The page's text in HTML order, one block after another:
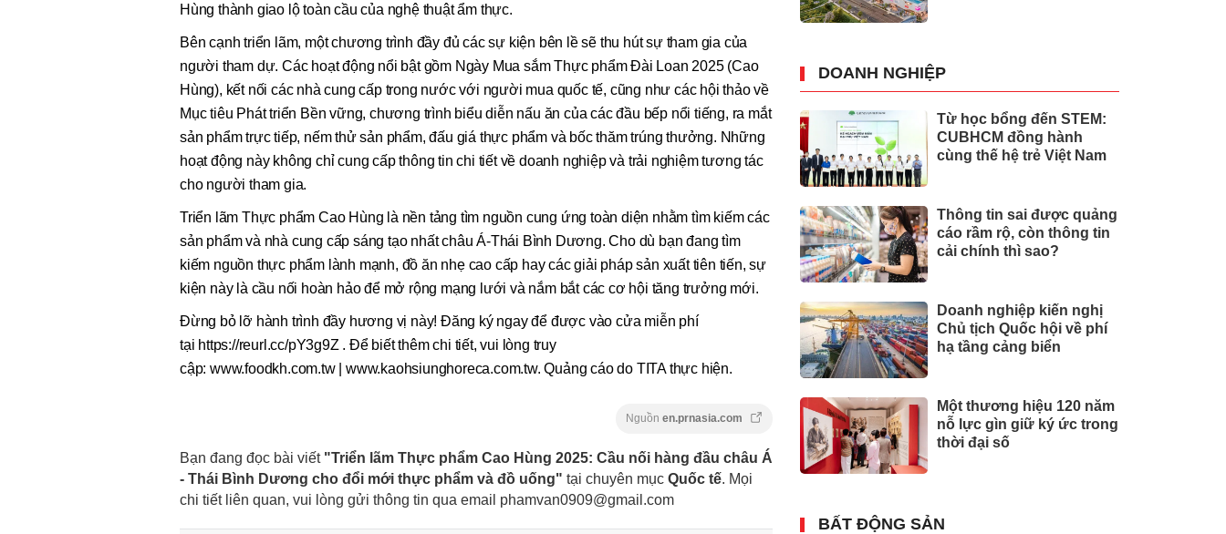
Hùng thành giao lộ toàn cầu của nghệ thuật ẩm thực.
Bên cạnh triển lãm, một chương trình đầy đủ các sự kiện bên lề sẽ thu hút sự tham gia của
người tham dự. Các hoạt động nổi bật gồm Ngày Mua sắm Thực phẩm Đài Loan 2025 (Cao
Hùng), kết nối các nhà cung cấp trong nước với người mua quốc tế, cũng như các hội thảo về
Mục tiêu Phát triển Bền vững, chương trình biểu diễn nấu ăn của các đầu bếp nổi tiếng, ra mắt
sản phẩm trực tiếp, nếm thử sản phẩm, đấu giá thực phẩm và bốc thăm trúng thưởng. Những
hoạt động này không chỉ cung cấp thông tin chi tiết về doanh nghiệp và trải nghiệm tương tác
cho người tham gia.
Triển lãm Thực phẩm Cao Hùng là nền tảng tìm nguồn cung ứng toàn diện nhằm tìm kiếm các
sản phẩm và nhà cung cấp sáng tạo nhất châu Á-Thái Bình Dương. Cho dù bạn đang tìm
kiếm nguồn thực phẩm lành mạnh, đồ ăn nhẹ cao cấp hay các giải pháp sản xuất tiên tiến, sự
kiện này là cầu nối hoàn hảo để mở rộng mạng lưới và nắm bắt các cơ hội tăng trưởng mới.
Đừng bỏ lỡ hành trình đầy hương vị này! Đăng ký ngay để được vào cửa miễn phí
tại https://reurl.cc/pY3g9Z . Để biết thêm chi tiết, vui lòng truy
cập: www.foodkh.com.tw | www.kaohsiunghoreca.com.tw. Quảng cáo do TITA thực hiện.
Nguồn en.prnasia.com
Bạn đang đọc bài viết "Triển lãm Thực phẩm Cao Hùng 2025: Cầu nối hàng đầu châu Á
- Thái Bình Dương cho đổi mới thực phẩm và đồ uống" tại chuyên mục Quốc tế. Mọi
chi tiết liên quan, vui lòng gửi thông tin qua email phamvan0909@gmail.com
DOANH NGHIỆP
Từ học bổng đến STEM:
CUBHCM đồng hành
cùng thế hệ trẻ Việt Nam
Thông tin sai được quảng
cáo rầm rộ, còn thông tin
cải chính thì sao?
Doanh nghiệp kiến nghị
Chủ tịch Quốc hội về phí
hạ tầng cảng biển
Một thương hiệu 120 năm
nỗ lực gìn giữ ký ức trong
thời đại số
BẤT ĐỘNG SẢN